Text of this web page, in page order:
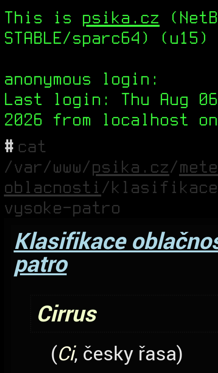
This is psika.cz
STABLE/sparc64)
anonymous login:
Last login: Thu Aug 06
2026 from localhost
# cat
/var/www/psika.cz/
oblacnosti /
vysoke-patro
Klasifikace
patro
Cirrus
(Ci, česky řasa)